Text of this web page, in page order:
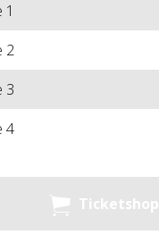
1
2
3
4
Ticketshop